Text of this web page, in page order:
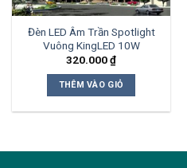
Đèn LED Âm Trần Spotlight
Vuông KingLED 10W
320.000₫
THÊM VÀO GIỎ